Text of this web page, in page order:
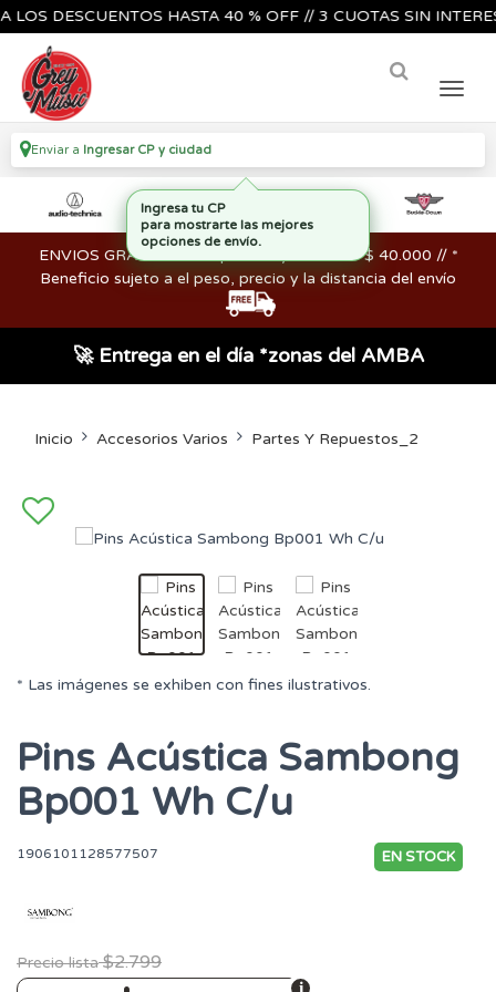
DESCUENTOS HASTA 40 % OFF // 3 CUOTAS SIN
Enviar a Ingresar CP y ciudad
ENVIOS GRATIS en compras mayores a los $ 40.000 // *
Beneficio sujeto a el peso, precio y la distancia del envío
🚀 Entrega en el día *zonas del AMBA
Inicio Accesorios Varios Partes Y Repuestos_2
* Las imágenes se exhiben con fines ilustrativos.
Pins Acústica Sambong
Bp001 Wh C/u
1906101128577507 EN STOCK
Precio lista $2.799